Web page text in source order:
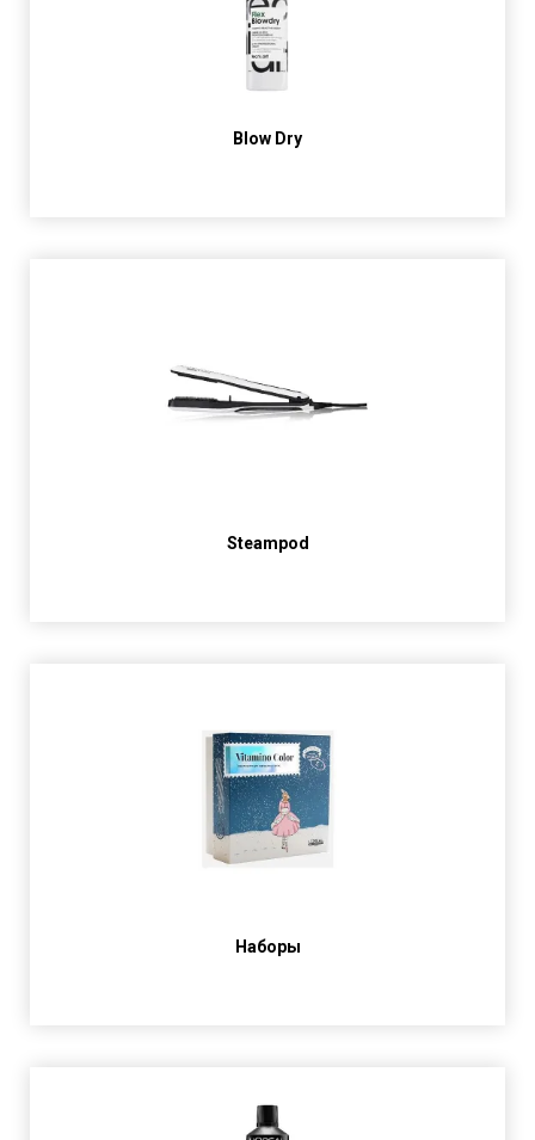
Blow Dry
Steampod
Наборы